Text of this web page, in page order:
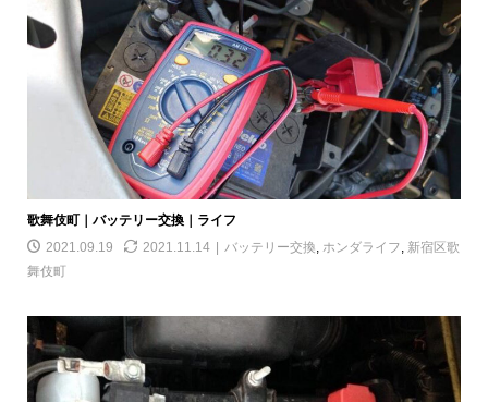
歌舞伎町｜バッテリー交換｜ライフ
2021.09.19
2021.11.14 バッテリー交換, ホンダライフ, 新宿区歌
舞伎町